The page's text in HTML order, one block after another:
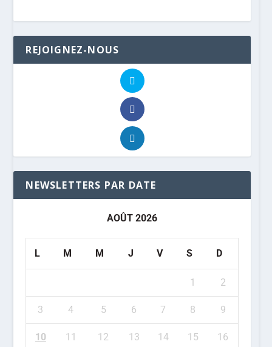
REJOIGNEZ-NOUS
NEWSLETTERS PAR DATE
AOÛT 2026
L M M J V S D
1 2
3 4 5 6 7 8 9
10 11 12 13 14 15 16